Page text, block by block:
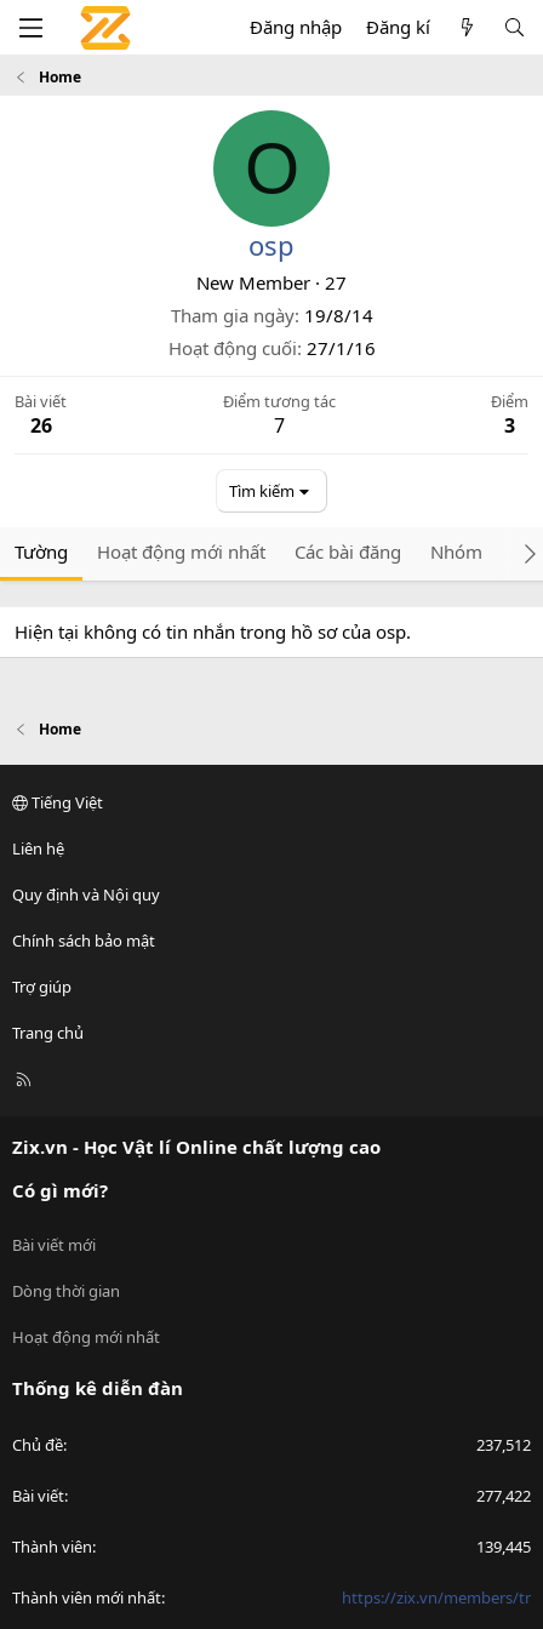
Đăng nhập Đăng kí
Home
O
osp
New Member · 27
Tham gia ngày 19/8/14
Hoạt động cuối 27/1/16
Bài viết
26
Điểm tương tác
7
Điểm
3
Tìm kiếm
Tường Hoạt động mới nhất Các bài đăng Nhóm
Hiện tại không có tin nhắn trong hồ sơ của osp.
Home
Tiếng Việt
Liên hệ
Quy định và Nội quy
Chính sách bảo mật
Trợ giúp
Trang chủ
R
Zix.vn - Học Vật lí Online chất lượng cao
Có gì mới?
Bài viết mới
Dòng thời gian
Hoạt động mới nhất
Thống kê diễn đàn
Chủ đề 237,512
Bài viết 277,422
Thành viên 139,445
Thành viên mới nhất https://zix.vn/members/tr